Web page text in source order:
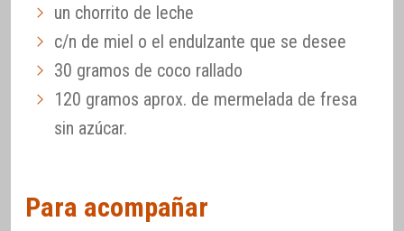
un chorrito de leche
c/n de miel o el endulzante que se desee
30 gramos de coco rallado
120 gramos aprox. de mermelada de fresa
sin azúcar.
Para acompañar